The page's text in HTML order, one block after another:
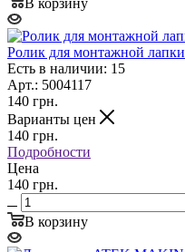
Ролик для монтажной лапки
Есть в наличии: 15
Арт.: 5004117
140 грн.
Варианты цен
140 грн.
Подробности
Цена
140 грн.
В корзину